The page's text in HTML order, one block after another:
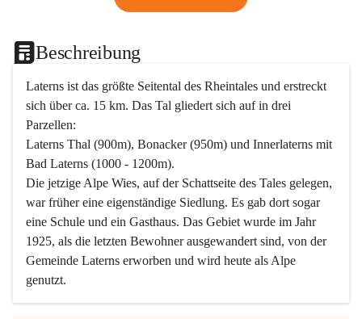
Beschreibung
Laterns ist das größte Seitental des Rheintales und erstreckt
sich über ca. 15 km. Das Tal gliedert sich auf in drei
Parzellen:
Laterns Thal (900m), Bonacker (950m) und Innerlaterns mit
Bad Laterns (1000 - 1200m).
Die jetzige Alpe Wies, auf der Schattseite des Tales gelegen,
war früher eine eigenständige Siedlung. Es gab dort sogar
eine Schule und ein Gasthaus. Das Gebiet wurde im Jahr
1925, als die letzten Bewohner ausgewandert sind, von der
Gemeinde Laterns erworben und wird heute als Alpe
genutzt.